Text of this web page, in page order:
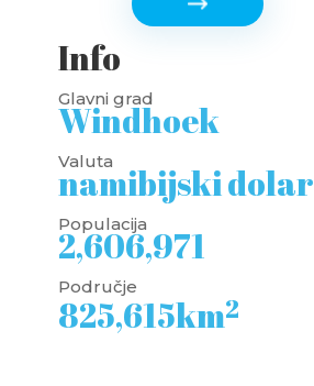
Info
Glavni grad
Windhoek
Valuta
namibijski dolar
Populacija
2,606,971
Područje
825,615km2